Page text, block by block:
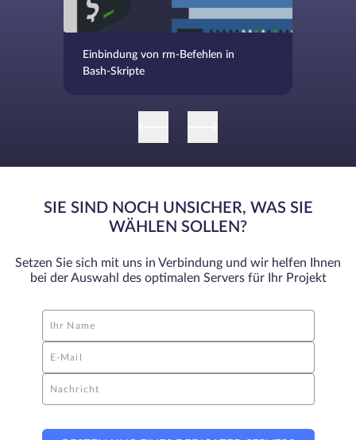
Einbindung von rm-Befehlen in
Bash-Skripte
SIE SIND NOCH UNSICHER, WAS SIE
WÄHLEN SOLLEN?
Setzen Sie sich mit uns in Verbindung und wir helfen Ihnen
bei der Auswahl des optimalen Servers für Ihr Projekt
Ihr Name
E-Mail
Nachricht